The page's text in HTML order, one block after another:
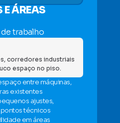
E ÁREAS
trabalho
corredores industriais
espaço no piso.
entre máquinas,
existentes
ajustes,
técnicos
em áreas